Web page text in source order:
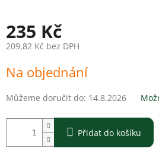
235 Kč
209,82 Kč bez DPH
cena:
Na objednání
Můžeme doručit do: 14.8.2026
Přidat do košíku